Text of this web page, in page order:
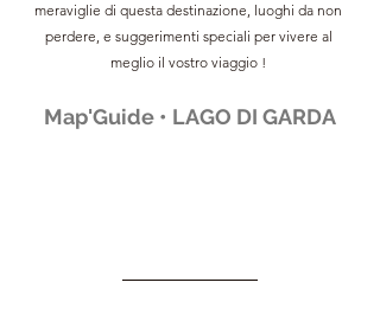
meraviglie di questa destinazione, luoghi da non
perdere, e suggerimenti speciali per vivere al
meglio il vostro viaggio !
Map'Guide • LAGO DI GARDA